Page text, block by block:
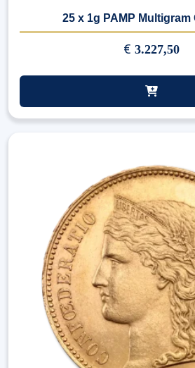
25 x 1g PAMP Multigram
€ 3.227,50